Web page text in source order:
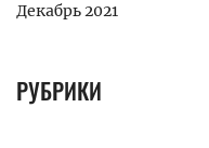
Декабрь 2021
РУБРИКИ